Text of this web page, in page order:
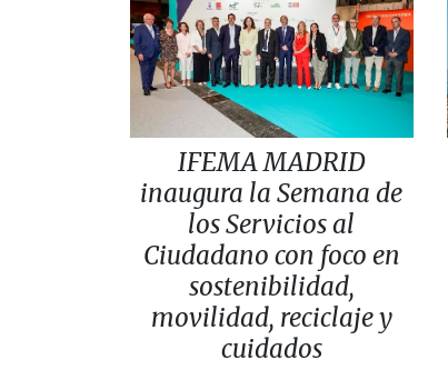
IFEMA MADRID
inaugura la Semana de
los Servicios al
Ciudadano con foco en
sostenibilidad,
movilidad, reciclaje y
cuidados